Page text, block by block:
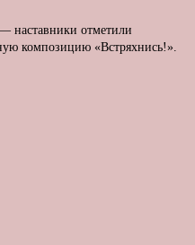
наставники отметили
композицию «Встряхнись!».